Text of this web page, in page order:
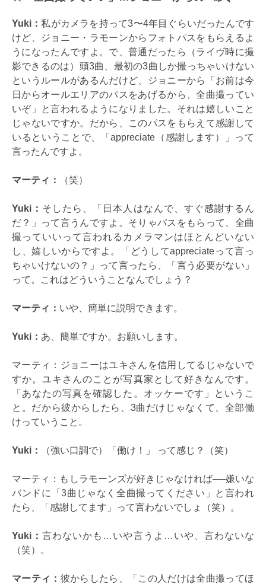
Yuki：私がカメラを持って3〜4年目ぐらいだったんです
けど、ジョニー・ラモーンからフォトパスをもらえるよ
うになったんですよ。で、普通だったら（ライヴ時に撮
影できるのは）頭3曲、最初の3曲しか撮っちゃいけない
というルールがあるんだけど、ジョニーから「お前は今
日からオールエリアのパスをあげるから、全曲撮ってい
いぞ」と言われるようになりました。それは嬉しいこと
じゃないですか。だから、このパスをもらえて感謝して
いるということで、「appreciate（感謝します）」って
言ったんですよ。
マーティ： （笑）
Yuki： そしたら、「日本人はなんで、すぐ感謝するん
だ？」って言うんですよ。そりゃパスをもらって、全曲
撮っていいって言われるカメラマンはほとんどいない
し、嬉しいからですよ。「どうしてappreciateって言っ
ちゃいけないの？」って言ったら、「言う必要がない」
って。これはどういうことなんでしょう？
マーティ： いや、簡単に説明できます。
Yuki： あ、簡単ですか。お願いします。
マーティ：ジョニーはユキさんを信用してるじゃないで
すか。ユキさんのことが写真家として好きなんです。
「あなたの写真を確認した。オッケーです」というこ
と。だから彼からしたら、3曲だけじゃなくて、全部働
けっていうこと。
Yuki： （強い口調で）「働け！」 って感じ？（笑）
マーティ：もしラモーンズが好きじゃなければ──嫌いな
バンドに「3曲じゃなく全曲撮ってください」と言われ
たら、「感謝してます」って言わないでしょ（笑）。
Yuki：言わないかも…いや言うよ…いや、言わないな
（笑）。
マーティ： 彼からしたら、「この人だけは全曲撮ってほ